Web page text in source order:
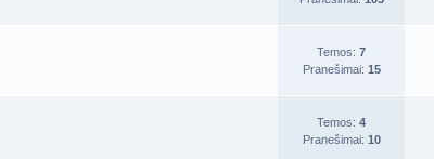
Temos: 7
Pranešimai: 15
Temos: 4
Pranešimai: 10